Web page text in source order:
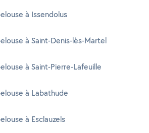
à Issendolus
à Saint-Denis-lès-Martel
à Saint-Pierre-Lafeuille
à Labathude
à Esclauzels